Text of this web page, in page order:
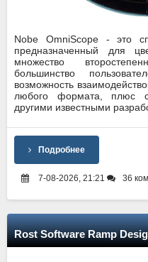
Nobe OmniScope - это
предназначенный для
множество
большинство
возможность
любого формата, плюс
другими известными
Подробнее
7-08-2026, 21:21 36
Rost Software Ramp